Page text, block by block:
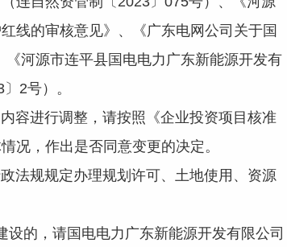
线的审核意见》、《广东电网公司关于国
河源市连平县国电电力广东新能源开发有
2号）。
进行调整，请按照《企业投资项目核准
况，作出是否同意变更的决定。
规规定办理规划许可、土地使用、资源
的，请国电电力广东新能源开发有限公司